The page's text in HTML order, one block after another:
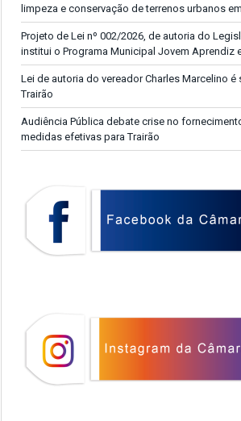
limpeza e conservação de terrenos urbanos
Projeto de Lei nº 002/2026, de autoria do
institui o Programa Municipal Jovem Aprendiz
Lei de autoria do vereador Charles Marcelino é
Trairão
Audiência Pública debate crise no
medidas efetivas para Trairão